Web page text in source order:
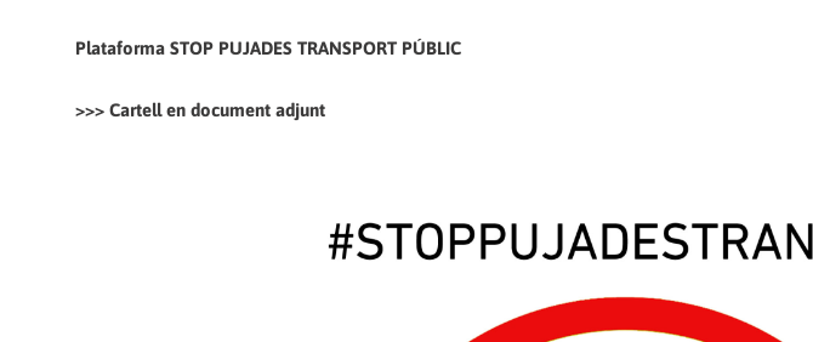
Plataforma STOP PUJADES TRANSPORT PÚBLIC
>>> Cartell en document adjunt